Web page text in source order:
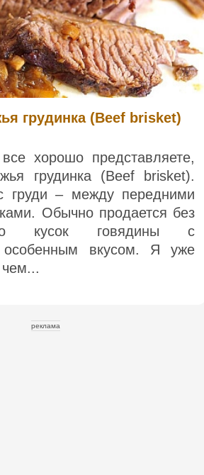
грудинка (Beef brisket)
хорошо представляете,
грудинка (Beef brisket).
груди – между передними
Обычно продается без
кусок говядины с
особенным вкусом. Я уже
реклама